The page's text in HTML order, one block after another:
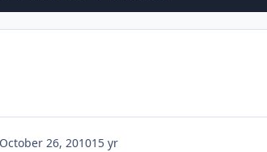
October 26, 201015 yr